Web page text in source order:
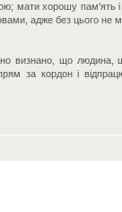
мати хорошу пам'ять
адже без цього не
визнано, що
за кордон і